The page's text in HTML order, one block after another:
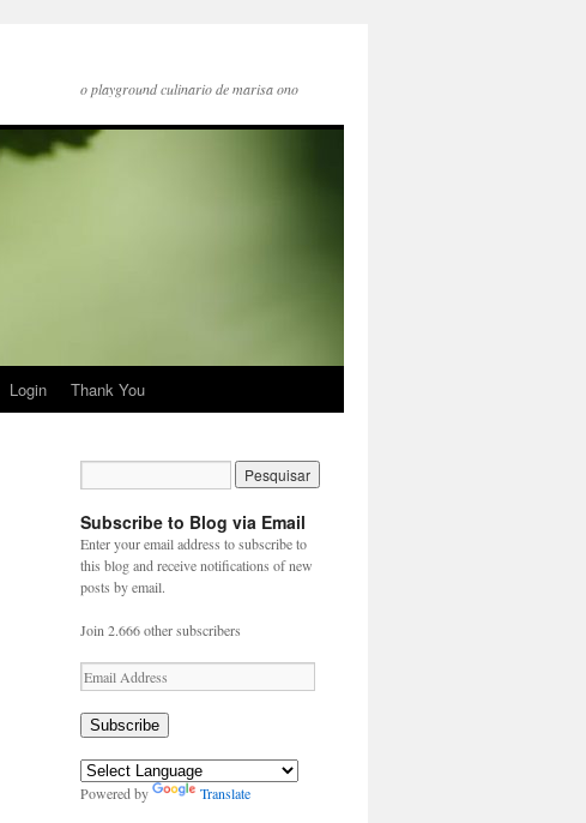
o playground culinario de marisa ono
Login Thank You
Subscribe to Blog via Email
Enter your email address to subscribe to
this blog and receive notifications of new
posts by email.
Join 2.666 other subscribers
Email
Address
Subscribe
Powered by Translate